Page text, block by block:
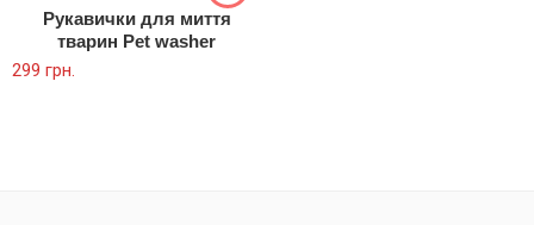
Рукавички для миття
тварин Pet washer
299 грн.